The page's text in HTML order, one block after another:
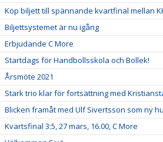
Köp biljett till spännande kvartfinal mellan
Biljettsystemet är nu igång
Erbjudande C More
Startdags för Handbollsskola och Bollek!
Årsmöte 2021
Stark trio klar för fortsättning med
Blicken framåt med Ulf Sivertsson som ny
Kvartsfinal 3:5, 27 mars, 16.00, C More